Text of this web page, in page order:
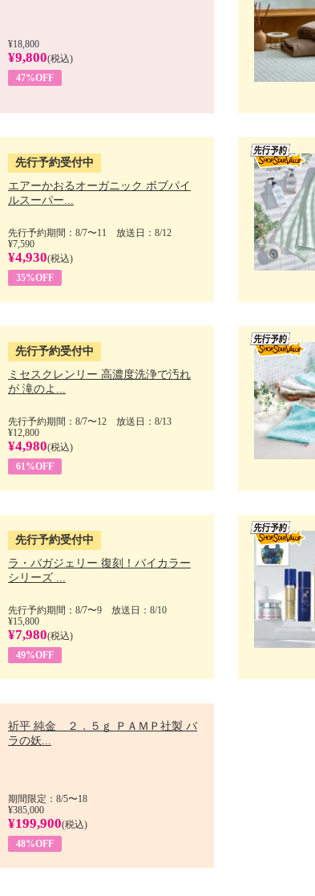
¥18,800
¥9,800(税込)
47%OFF
先行予約受付中
エアーかおるオーガニック ボブパイ
ルスーパー...
先行予約期間：8/7〜11 放送日：8/12
¥7,590
¥4,930(税込)
35%OFF
先行予約受付中
ミセスクレンリー 高濃度洗浄で汚れ
が 滝のよ...
先行予約期間：8/7〜12 放送日：8/13
¥12,800
¥4,980(税込)
61%OFF
先行予約受付中
ラ・バガジェリー 復刻！バイカラー
シリーズ ...
先行予約期間：8/7〜9 放送日：8/10
¥15,800
¥7,980(税込)
49%OFF
祈平 純金 ２．５ｇ ＰＡＭＰ社製 バ
ラの妖...
期間限定：8/5〜18
¥385,000
¥199,900(税込)
48%OFF